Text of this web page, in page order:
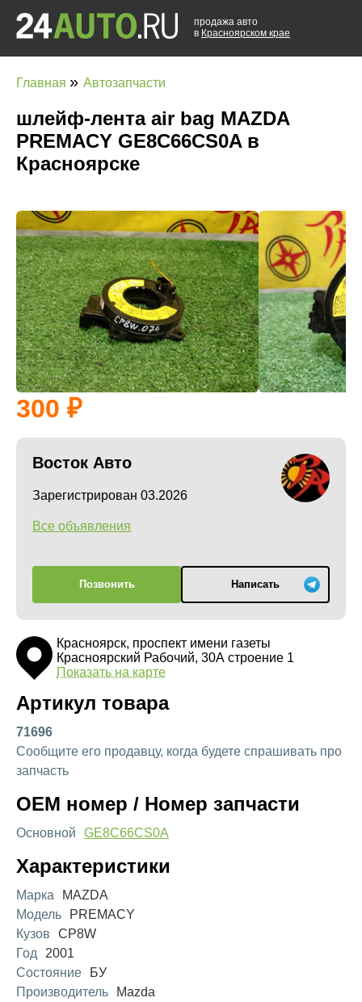
продажа авто
в Красноярском крае
Главная » Автозапчасти
шлейф-лента air bag MAZDA
PREMACY GE8C66CS0A в
Красноярске
300
Восток Авто
Зарегистрирован 03.2026
Все объявления
Позвонить Написать
Красноярск, проспект имени газеты
Красноярский Рабочий, 30А строение 1
Показать на карте
Артикул товара
71696
Сообщите его продавцу, когда будете спрашивать про
запчасть
OEM номер / Номер запчасти
Основной GE8C66CS0A
Характеристики
Марка
MAZDA
Модель
PREMACY
Кузов
CP8W
Год
2001
Состояние
БУ
Производитель
Mazda